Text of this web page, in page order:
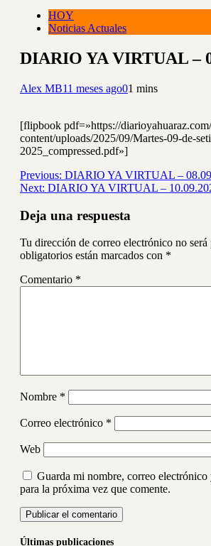
HOY
Noticias Actuales
DIARIO YA VIRTUAL –
Alex MB11 meses ago01 mins
[flipbook pdf=»https://
content/uploads/2025/09/Martes-09-de-
2025_compressed.pdf»]
Navegación
de
entradas
Previous: DIARIO YA VIRTUAL –
Next: DIARIO YA VIRTUAL –
Deja una respuesta
Tu dirección de correo electrónico no será
obligatorios están marcados con *
Comentario *
Nombre *
Correo electrónico *
Web
Guarda mi nombre, correo electrónico
para la próxima vez que comente.